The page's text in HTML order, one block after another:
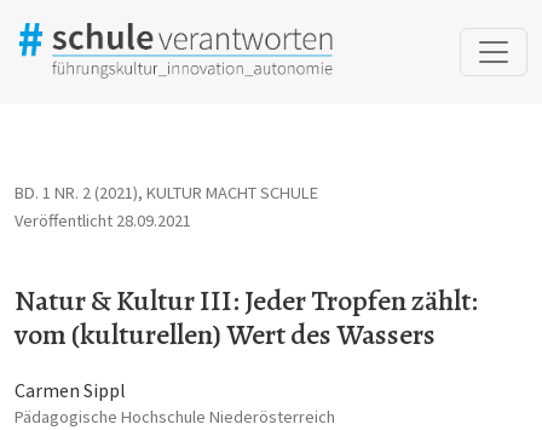
BD. 1 NR. 2 (2021), KULTUR MACHT SCHULE
Natur & Kultur III: Jeder Tropfen zählt:
vom (kulturellen) Wert des Wassers
Veröffentlicht 28.09.2021
Carmen Sippl
Pädagogische Hochschule Niederösterreich